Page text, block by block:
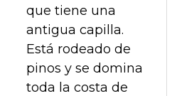
que tiene una
antigua capilla.
Está rodeado de
pinos y se domina
toda la costa de